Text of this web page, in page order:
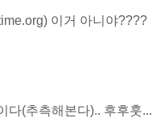
이거 아니야????
다(추측해본다).. 후후훗...